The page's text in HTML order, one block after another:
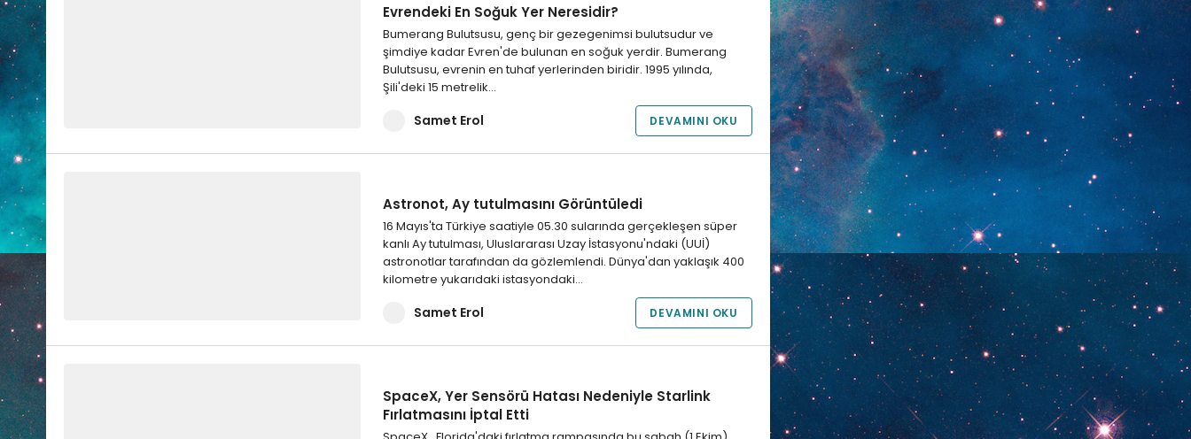
Evrendeki En Soğuk Yer Neresidir?
Bumerang Bulutsusu, genç bir gezegenimsi bulutsudur ve
şimdiye kadar Evren'de bulunan en soğuk yerdir. Bumerang
Bulutsusu, evrenin en tuhaf yerlerinden biridir. 1995 yılında,
Şili'deki 15 metrelik…
Samet Erol DEVAMINI OKU
Astronot, Ay tutulmasını Görüntüledi
16 Mayıs'ta Türkiye saatiyle 05.30 sularında gerçekleşen süper
kanlı Ay tutulması, Uluslararası Uzay İstasyonu'ndaki (UUİ)
astronotlar tarafından da gözlemlendi. Dünya'dan yaklaşık 400
kilometre yukarıdaki istasyondaki…
Samet Erol DEVAMINI OKU
SpaceX, Yer Sensörü Hatası Nedeniyle Starlink
Fırlatmasını İptal Etti